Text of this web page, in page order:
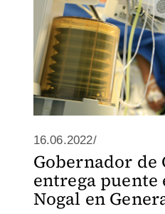
16.06.2022/
Gobernador de
entrega puente
Nogal en